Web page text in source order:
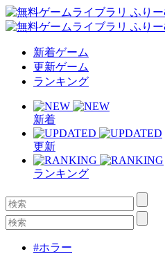
新着ゲーム
更新ゲーム
ランキング
新着
更新
ランキング
#ホラー